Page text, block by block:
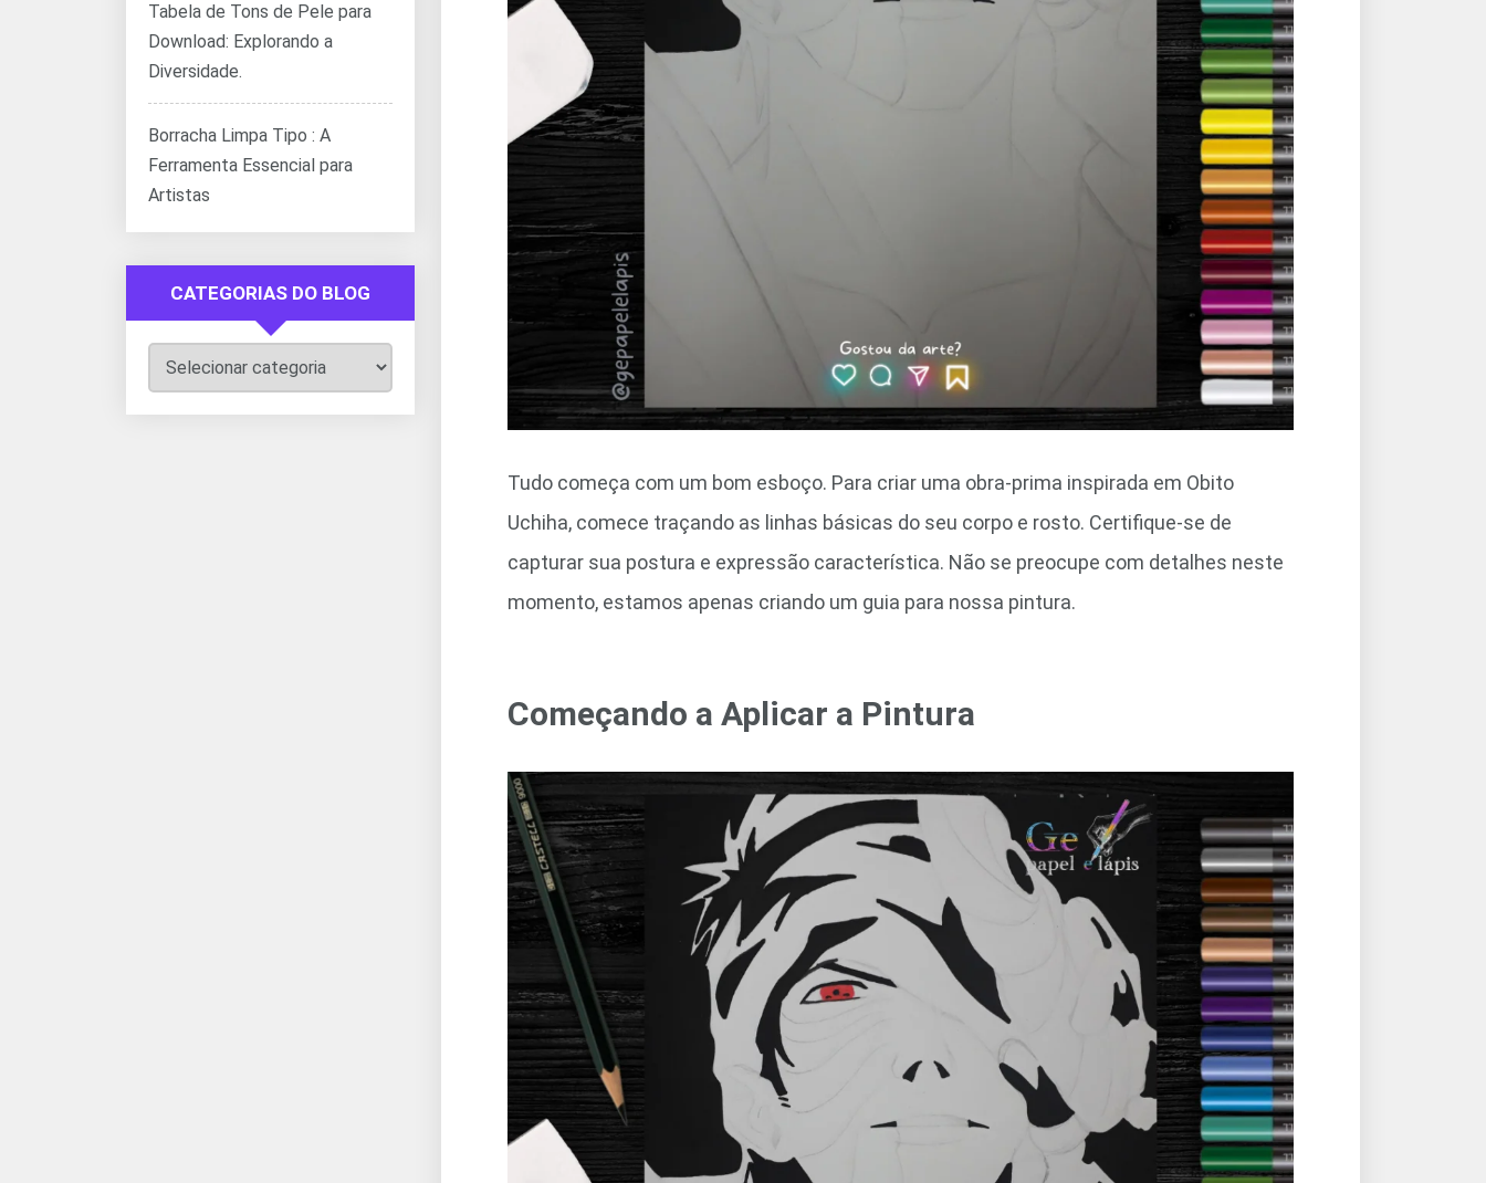
Tudo começa com um bom esboço. Para criar uma obra-prima inspirada em Obito
Uchiha, comece traçando as linhas básicas do seu corpo e rosto. Certifique-se de
capturar sua postura e expressão característica. Não se preocupe com detalhes neste
momento, estamos apenas criando um guia para nossa pintura.
Começando a Aplicar a Pintura
Tabela de Tons de Pele para
Download: Explorando a
Diversidade.
Borracha Limpa Tipo : A
Ferramenta Essencial para
Artistas
CATEGORIAS DO BLOG
Categorias
do
Blog